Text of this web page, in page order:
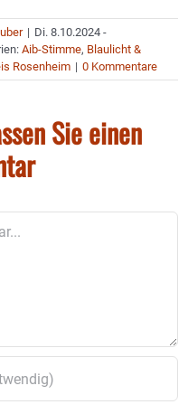
| Di. 8.10.2024 -
Aib-Stimme, Blaulicht &
Rosenheim | 0 Kommentare
Sie einen